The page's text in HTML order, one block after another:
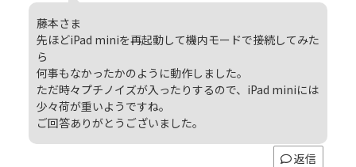
藤本さま
先ほどiPad miniを再起動して機内モードで接続してみた
ら
何事もなかったかのように動作しました。
ただ時々プチノイズが入ったりするので、iPad miniには
少々荷が重いようですね。
ご回答ありがとうございました。
返信